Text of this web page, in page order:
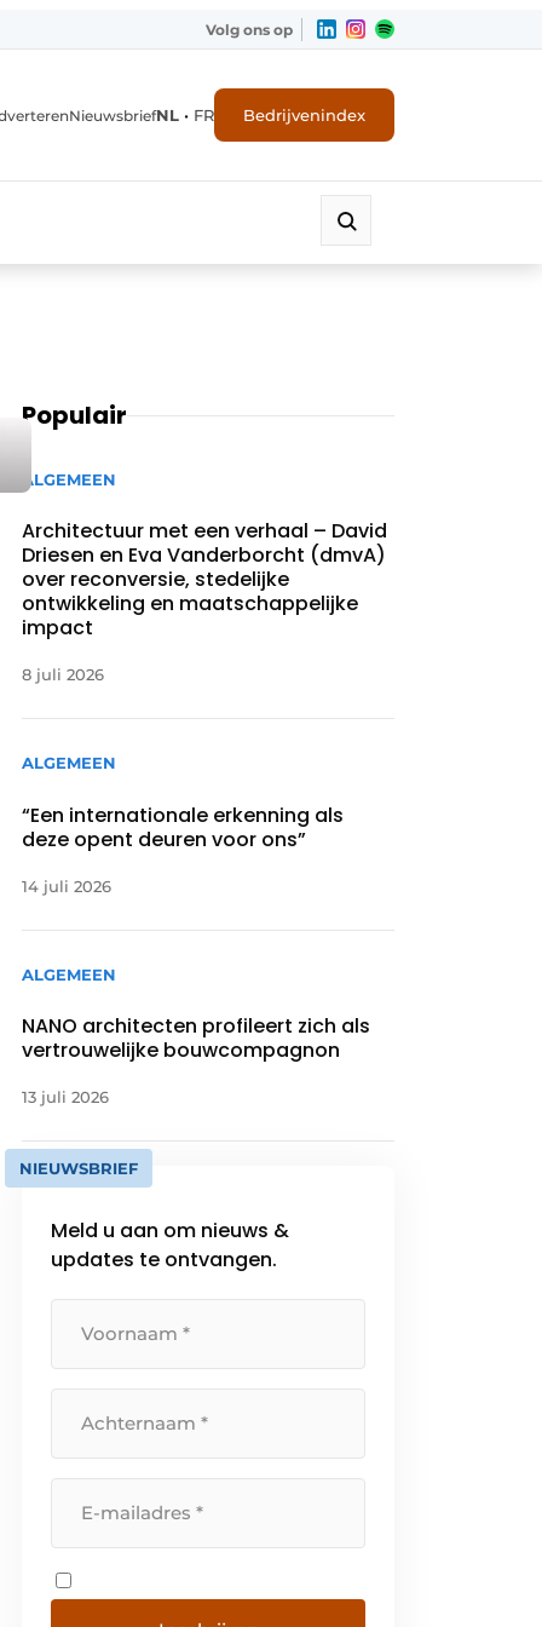
Volg ons op
NieuwsbriefNL • FR Bedrijvenindex
Populair
ALGEMEEN
Architectuur met een verhaal – David
Driesen en Eva Vanderborcht (dmvA)
over reconversie, stedelijke
ontwikkeling en maatschappelijke
impact
8 juli 2026
ALGEMEEN
“Een internationale erkenning als
deze opent deuren voor ons”
14 juli 2026
ALGEMEEN
NANO architecten profileert zich als
vertrouwelijke bouwcompagnon
13 juli 2026
NIEUWSBRIEF
Meld u aan om nieuws &
updates te ontvangen.